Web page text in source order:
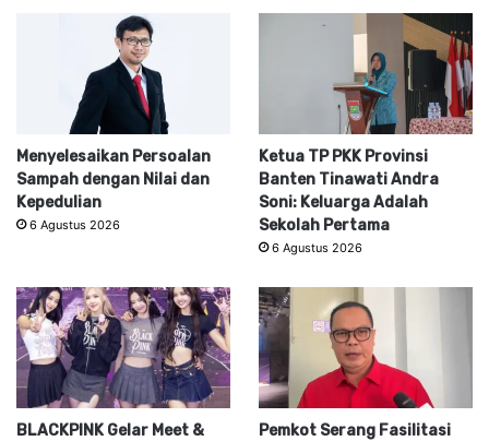
Menyelesaikan Persoalan
Sampah dengan Nilai dan
Kepedulian
6 Agustus 2026
Ketua TP PKK Provinsi
Banten Tinawati Andra
Soni: Keluarga Adalah
Sekolah Pertama
6 Agustus 2026
BLACKPINK Gelar Meet &
Pemkot Serang Fasilitasi